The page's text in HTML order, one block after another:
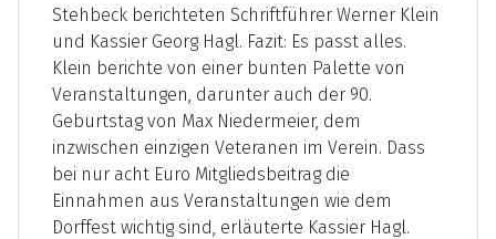
Stehbeck berichteten Schriftführer Werner Klein
und Kassier Georg Hagl. Fazit: Es passt alles.
Klein berichte von einer bunten Palette von
Veranstaltungen, darunter auch der 90.
Geburtstag von Max Niedermeier, dem
inzwischen einzigen Veteranen im Verein. Dass
bei nur acht Euro Mitgliedsbeitrag die
Einnahmen aus Veranstaltungen wie dem
Dorffest wichtig sind, erläuterte Kassier Hagl.